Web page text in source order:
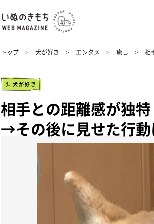
トップ 犬が好き エンタメ 癒し 相
犬が好き
相手との距離感が独
→その後に見せた行